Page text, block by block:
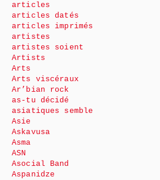
articles
articles datés
articles imprimés
artistes
artistes soient
Artists
Arts
Arts viscéraux
Ar’bian rock
as-tu décidé
asiatiques semble
Asie
Askavusa
Asma
ASN
Asocial Band
Aspanidze